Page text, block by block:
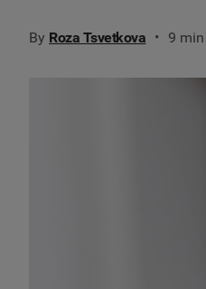
By Roza Tsvetkova 9